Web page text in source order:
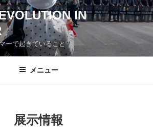
IN
ーで起きていること
メニュー
展示情報